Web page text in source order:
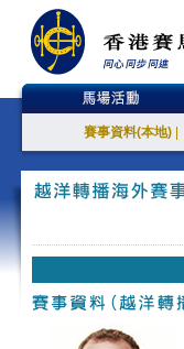
賽事資料(本地)